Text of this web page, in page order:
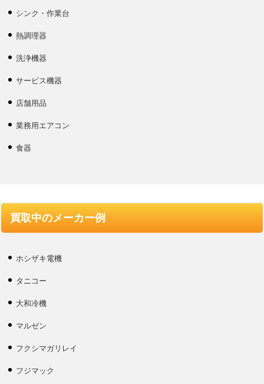
シンク・作業台
熱調理器
洗浄機器
サービス機器
店舗用品
業務用エアコン
食器
買取中のメーカー例
ホシザキ電機
タニコー
大和冷機
マルゼン
フクシマガリレイ
フジマック